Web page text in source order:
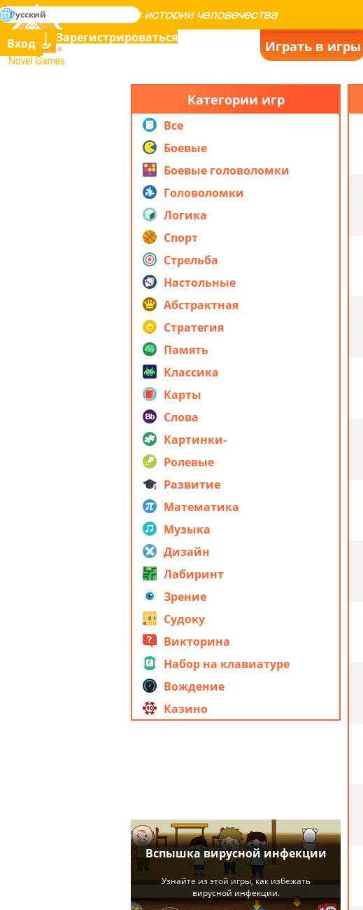
Novel Games
Освоение всех игр в истории человечества
поиск
Играть в игры
Вход Зарегистрироваться
Русский
Категории игр
Все
Боевые
Боевые головоломки
Головоломки
Логика
Спорт
Стрельба
Настольные
Абстрактная
стратегия
Стратегия
Память
Классика
Карты
Слова
Картинки-
головоломки
Ролевые
Развитие
Математика
Музыка
Дизайн
Лабиринт
Зрение
Судоку
Викторина
Набор на клавиатуре
Вождение
Казино